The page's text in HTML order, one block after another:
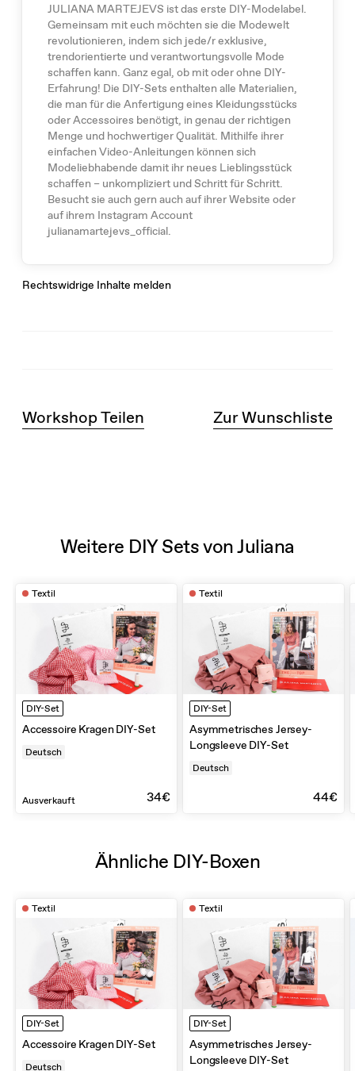
JULIANA MARTEJEVS ist das erste DIY-Modelabel.
Gemeinsam mit euch möchten sie die Modewelt
revolutionieren, indem sich jede/r exklusive,
trendorientierte und verantwortungsvolle Mode
schaffen kann. Ganz egal, ob mit oder ohne DIY-
Erfahrung! Die DIY-Sets enthalten alle Materialien,
die man für die Anfertigung eines Kleidungsstücks
oder Accessoires benötigt, in genau der richtigen
Menge und hochwertiger Qualität. Mithilfe ihrer
einfachen Video-Anleitungen können sich
Modeliebhabende damit ihr neues Lieblingsstück
schaffen – unkompliziert und Schritt für Schritt.
Besucht sie auch gern auch auf ihrer Website oder
auf ihrem Instagram Account
julianamartejevs_official.
Rechtswidrige Inhalte melden
Workshop Teilen Zur Wunschliste
Weitere DIY Sets von Juliana
Textil
DIY-Set
Accessoire Kragen DIY-Set
Deutsch
Ausverkauft 34€
Textil
DIY-Set
Asymmetrisches Jersey-
Longsleeve DIY-Set
Deutsch
44€
Ähnliche DIY-Boxen
Textil
DIY-Set
Accessoire Kragen DIY-Set
Deutsch
Textil
DIY-Set
Asymmetrisches Jersey-
Longsleeve DIY-Set